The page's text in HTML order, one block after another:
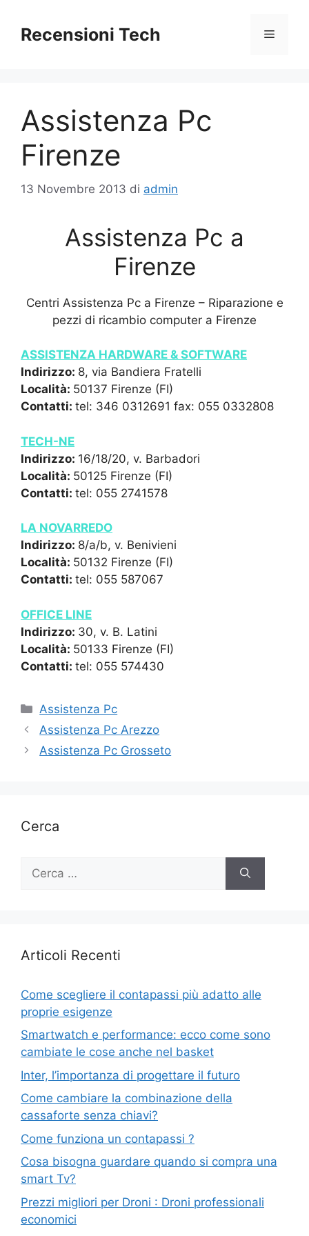
contenuto
Recensioni Tech Menu
Assistenza Pc
Firenze
13 Novembre 2013 di admin
Assistenza Pc a
Firenze
Centri Assistenza Pc a Firenze – Riparazione e
pezzi di ricambio computer a Firenze
ASSISTENZA HARDWARE & SOFTWARE
Indirizzo: 8, via Bandiera Fratelli
Località: 50137 Firenze (FI)
Contatti: tel: 346 0312691 fax: 055 0332808
TECH-NE
Indirizzo: 16/18/20, v. Barbadori
Località: 50125 Firenze (FI)
Contatti: tel: 055 2741578
LA NOVARREDO
Indirizzo: 8/a/b, v. Benivieni
Località: 50132 Firenze (FI)
Contatti: tel: 055 587067
OFFICE LINE
Indirizzo: 30, v. B. Latini
Località: 50133 Firenze (FI)
Contatti: tel: 055 574430
Categorie
Assistenza Pc
Assistenza Pc Arezzo
Assistenza Pc Grosseto
Cerca
per:
Articoli Recenti
Come scegliere il contapassi più adatto alle
proprie esigenze
Smartwatch e performance: ecco come sono
cambiate le cose anche nel basket
Inter, l’importanza di progettare il futuro
Come cambiare la combinazione della
cassaforte senza chiavi?
Come funziona un contapassi ?
Cosa bisogna guardare quando si compra una
smart Tv?
Prezzi migliori per Droni : Droni professionali
economici